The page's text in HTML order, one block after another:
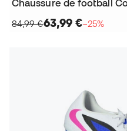
84,99 €63,99 €−25%